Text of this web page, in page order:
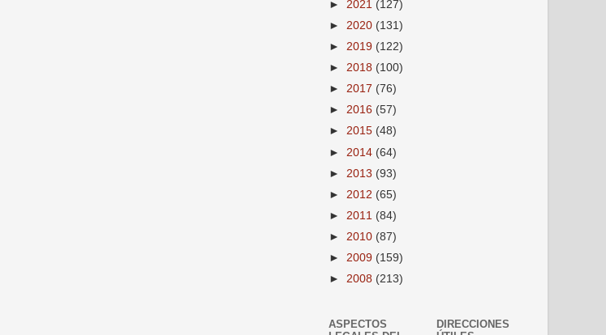
► 2021 (127)
► 2020 (131)
► 2019 (122)
► 2018 (100)
► 2017 (76)
► 2016 (57)
► 2015 (48)
► 2014 (64)
► 2013 (93)
► 2012 (65)
► 2011 (84)
► 2010 (87)
► 2009 (159)
► 2008 (213)
ASPECTOS
DIRECCIONES